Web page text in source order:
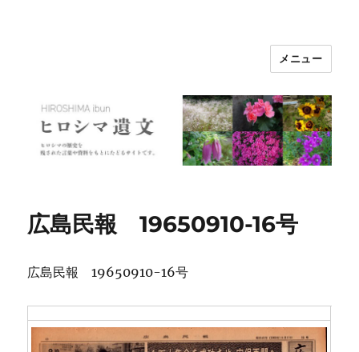
メニュー
広島民報 19650910-16号
広島民報 19650910-16号